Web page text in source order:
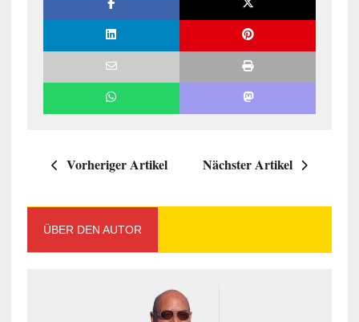
Vorheriger Artikel Nächster Artikel
ÜBER DEN AUTOR